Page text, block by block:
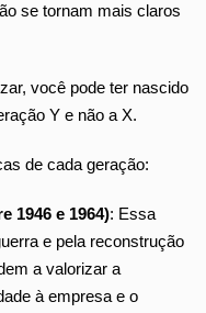
se tornam mais claros
você pode ter nascido
Y e não a X.
de cada geração:
1946 e 1964): Essa
e pela reconstrução
a valorizar a
à empresa e o